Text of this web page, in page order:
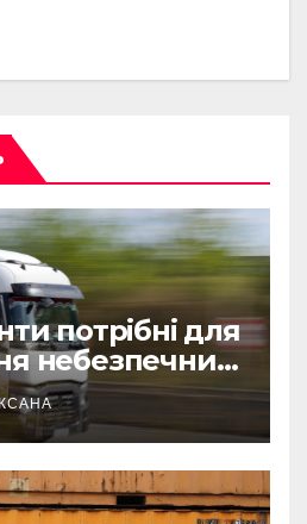
потрібні для
небезпечних
і